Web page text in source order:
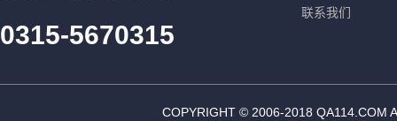
0315-5670315
联系我们
COPYRIGHT © 2006-2018 QA114.COM